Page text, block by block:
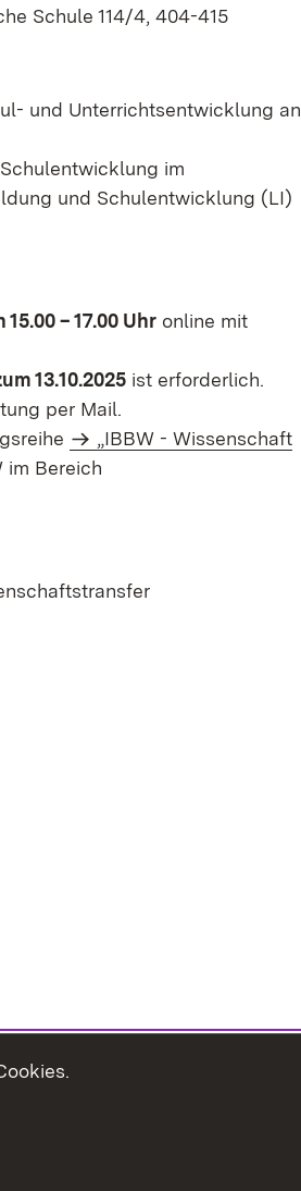
Fenster)
Schule 114/4, 404-415
und Unterrichtsentwicklung an
im
und Schulentwicklung (LI)
– 17.00 Uhr online mit
in neuem Fenster)
13.10.2025 ist erforderlich.
per Mail.
„IBBW - Wissenschaft
im Bereich